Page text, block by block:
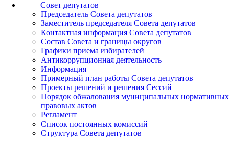
Совет депутатов
Председатель Совета депутатов
Заместитель председателя Совета депутатов
Контактная информация Совета депутатов
Состав Совета и границы округов
Графики приема избирателей
Антикоррупционная деятельность
Информация
Примерный план работы Совета депутатов
Проекты решений и решения Сессий
Порядок обжалования муниципальных нормативных
правовых актов
Регламент
Список постоянных комиссий
Структура Совета депутатов